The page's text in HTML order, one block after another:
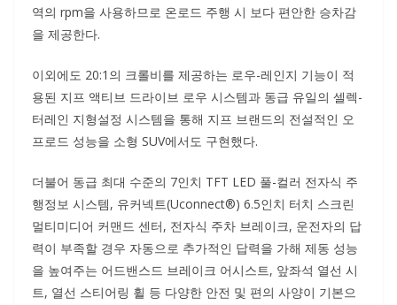
역의 rpm을 사용하므로 온로드 주행 시 보다 편안한 승차감
을 제공한다.
이외에도 20:1의 크롤비를 제공하는 로우-레인지 기능이 적
용된 지프 액티브 드라이브 로우 시스템과 동급 유일의 셀렉-
터레인 지형설정 시스템을 통해 지프 브랜드의 전설적인 오
프로드 성능을 소형 SUV에서도 구현했다.
더불어 동급 최대 수준의 7인치 TFT LED 풀-컬러 전자식 주
행정보 시스템, 유커넥트(Uconnect®) 6.5인치 터치 스크린
멀티미디어 커맨드 센터, 전자식 주차 브레이크, 운전자의 답
력이 부족할 경우 자동으로 추가적인 답력을 가해 제동 성능
을 높여주는 어드밴스드 브레이크 어시스트, 앞좌석 열선 시
트, 열선 스티어링 휠 등 다양한 안전 및 편의 사양이 기본으